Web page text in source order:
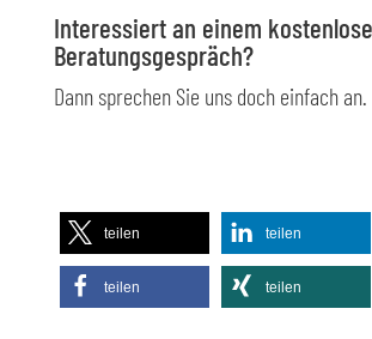
Interessiert an einem
Beratungsgespräch?
Dann sprechen Sie uns doch einfach an.
teilen teilen
teilen teilen